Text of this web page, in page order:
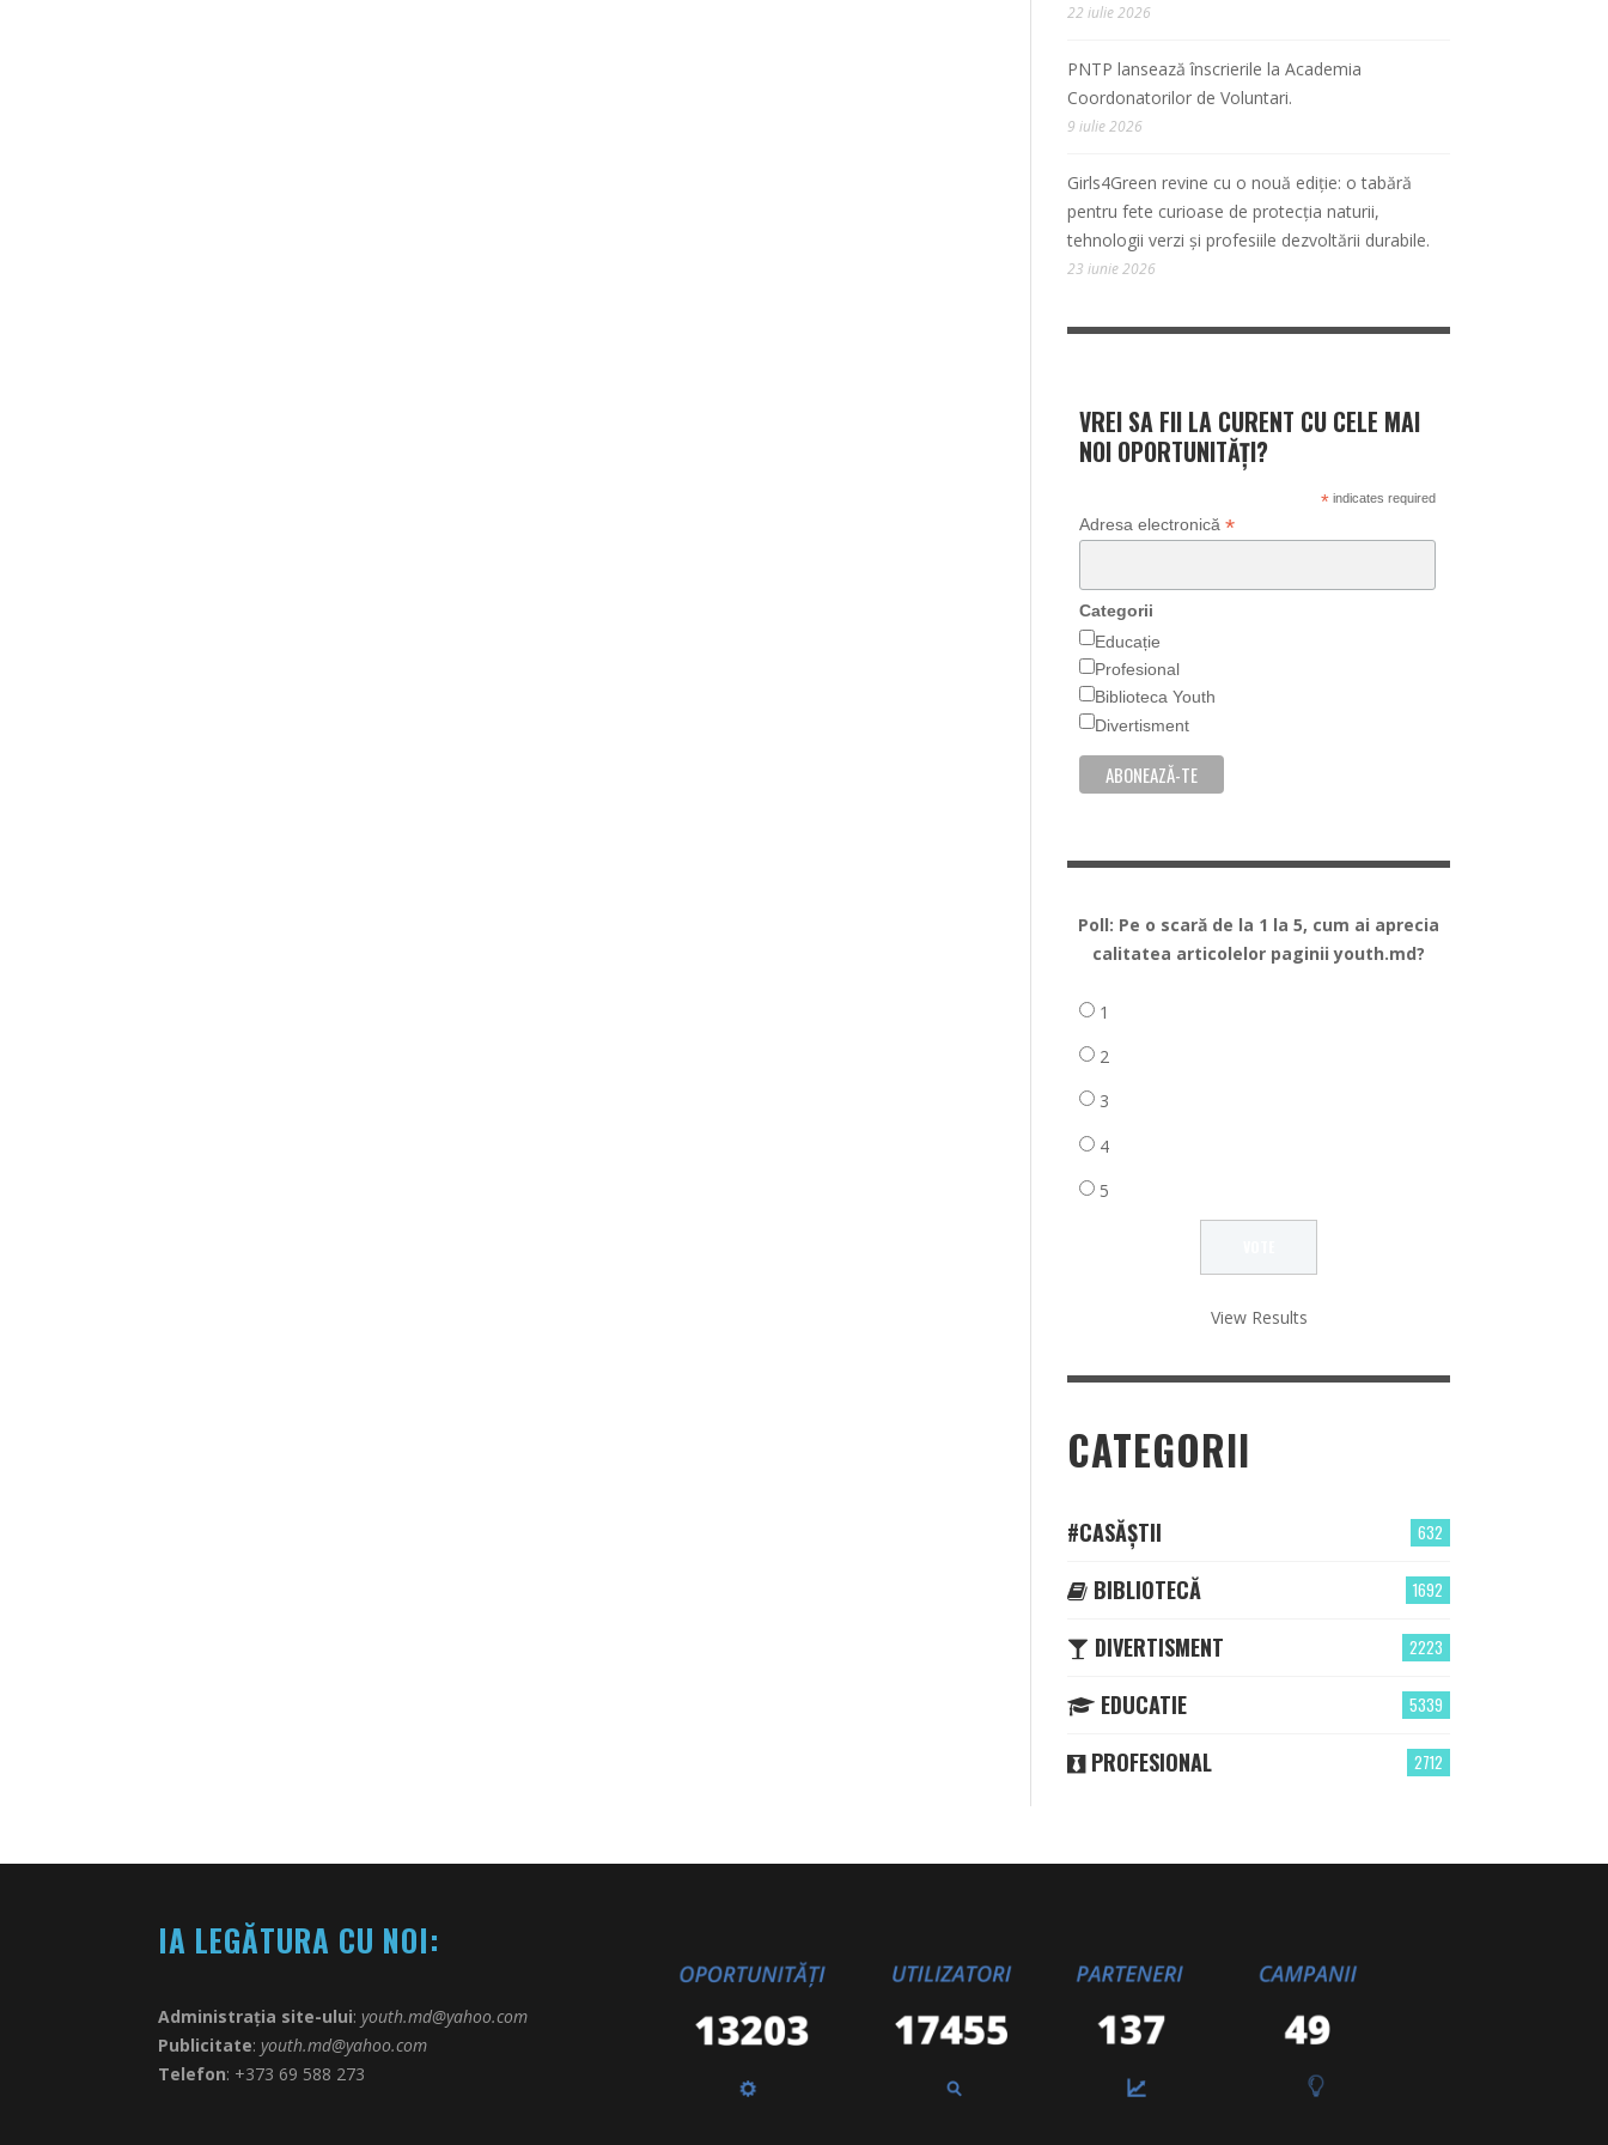
22 iulie 2026
PNTP lansează înscrierile la Academia
Coordonatorilor de Voluntari.
9 iulie 2026
Girls4Green revine cu o nouă ediție: o tabără
pentru fete curioase de protecția naturii,
tehnologii verzi și profesiile dezvoltării durabile.
23 iunie 2026
VREI SA FII LA CURENT CU CELE MAI
NOI OPORTUNITĂȚI?
*indicates required
Adresa electronică *
Categorii
Educație
Profesional
Biblioteca Youth
Divertisment
Poll: Pe o scară de la 1 la 5, cum ai aprecia
calitatea articolelor paginii youth.md?
1
2
3
4
5
View Results
CATEGORII
632
#CASĂȘTII
1692
BIBLIOTECĂ
2223
DIVERTISMENT
5339
EDUCATIE
2712
PROFESIONAL
IA LEGĂTURA CU NOI:
Administrația site-ului: youth.md@yahoo.com
Publicitate: youth.md@yahoo.com
Telefon: +373 69 588 273